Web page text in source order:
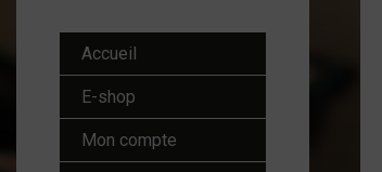
Accueil
E-shop
Mon compte